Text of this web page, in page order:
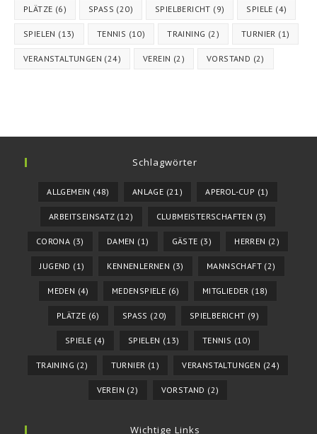
PLÄTZE (6) SPASS (20) SPIELBERICHT (9) SPIELE (4)
SPIELEN (13) TENNIS (10) TRAINING (2) TURNIER (1)
VERANSTALTUNGEN (24) VEREIN (2) VORSTAND (2)
Schlagwörter
ALLGEMEIN (48) ANLAGE (21) APEROL-CUP (1)
ARBEITSEINSATZ(12) CLUBMEISTERSCHAFTEN (3)
CORONA (3) DAMEN (1) GÄSTE (3) HERREN (2)
JUGEND (1) KENNENLERNEN (3) MANNSCHAFT(2)
MEDEN (4) MEDENSPIELE (6) MITGLIEDER (18)
PLÄTZE (6) SPASS (20) SPIELBERICHT (9)
SPIELE (4) SPIELEN (13) TENNIS (10)
TRAINING (2) TURNIER (1) VERANSTALTUNGEN (24)
VEREIN (2) VORSTAND (2)
Wichtige Links